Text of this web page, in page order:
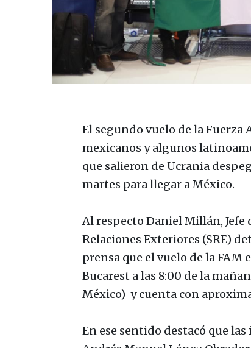
El segundo vuelo de la Fuerza
mexicanos y algunos
que salieron de Ucrania
martes para llegar a México.
Al respecto Daniel Millán, Jefe
Relaciones Exteriores (SRE)
prensa que el vuelo de la FAM
Bucarest a las 8:00 de la
México) y cuenta con
En ese sentido destacó que